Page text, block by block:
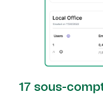
17 sous-